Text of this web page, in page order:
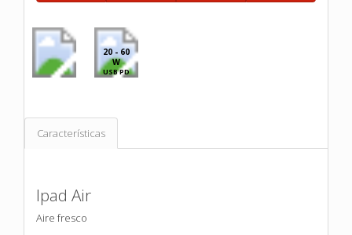
20 - 60
W
USB PD
Características
Ipad Air
Aire fresco